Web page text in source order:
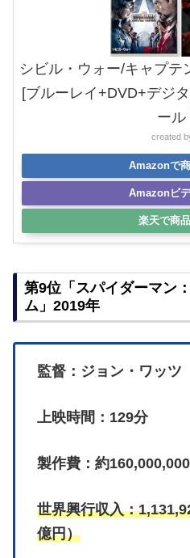
シビル・ウォー/キャプテ
[ブルーレイ+DVD+デジ
ール
created
Amazonで
Amazonビ
楽天で商
第9位「スパイダーマン
ム」2019年
監督：ジョン・ワッツ
上映時間：129分
製作費：約
世界興行収入：
億円）